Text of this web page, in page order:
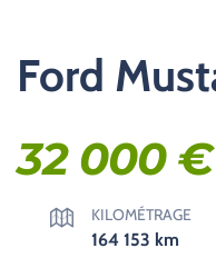
Ford
32 000€
KILOMÉTRAGE
164 153 km